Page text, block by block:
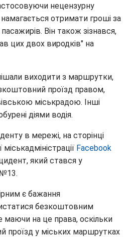
нецензурну
намагається отримати гроші за
Він також зізнався,
цих двох виродків" на
виходити з маршрутки,
проїзд правом,
міськрадою. Інші
діями водія.
в мережі, на сторінці
міськадміністрації Facebook
який стався у
є бажання
безкоштовним
маючи на це права, оскільки
проїзд у міських маршрутках